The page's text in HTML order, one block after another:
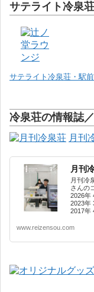
サテライト冷泉
サテライト冷泉荘・駅
冷泉荘の情報誌
月刊
月刊
月刊冷
さんの
2026年
2023年
2017年
www.reizensou.com